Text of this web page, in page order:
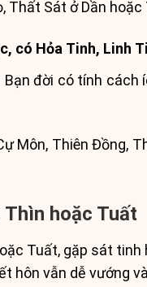
Thất Sát ở Dần
có Hỏa Tinh, Linh
Bạn đời có tính cách
Môn, Thiên Đồng,
hoặc Tuất
Tuất, gặp sát tinh
hôn vẫn dễ vướng